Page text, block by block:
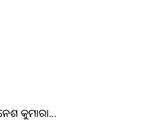
କୁମାର।…